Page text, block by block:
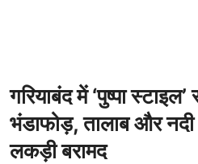
Business
Relationship
Education
गरियाबंद में ‘पुष्पा
भंडाफोड़, तालाब और नदी
लकड़ी बरामद